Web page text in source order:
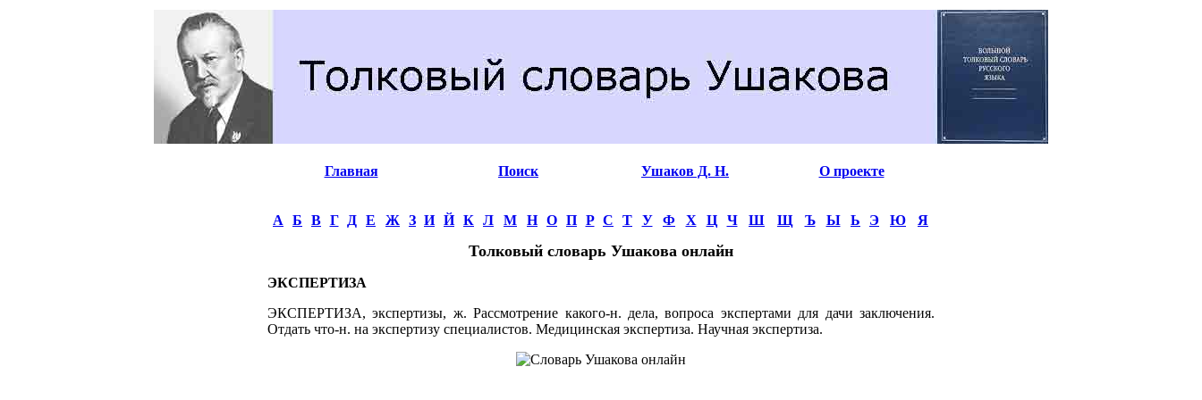
Главная Поиск Ушаков Д. Н. О проекте
А Б В Г Д Е Ж З И Й К Л М Н О П Р С Т У Ф Х Ц Ч Ш Щ Ъ Ы Ь Э Ю Я
Толковый словарь Ушакова онлайн
ЭКСПЕРТИЗА
ЭКСПЕРТИЗА, экспертизы, ж. Рассмотрение какого-н. дела, вопроса экспертами для дачи заключения.
Отдать что-н. на экспертизу специалистов. Медицинская экспертиза. Научная экспертиза.